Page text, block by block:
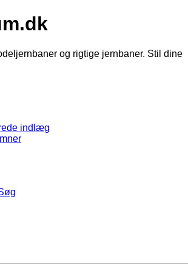
og rigtige jernbaner. Stil dine
indlæg